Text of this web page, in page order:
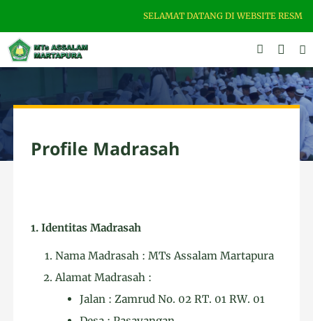
SELAMAT DATANG DI WEBSITE RESMI
Profile Madrasah
1. Identitas Madrasah
Nama Madrasah : MTs Assalam Martapura
Alamat Madrasah :
Jalan : Zamrud No. 02 RT. 01 RW. 01